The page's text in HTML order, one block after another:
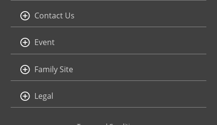
Contact Us
Event
Family Site
Legal